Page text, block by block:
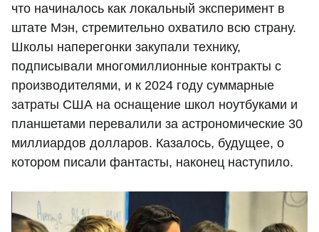
что начиналось как локальный эксперимент в
штате Мэн, стремительно охватило всю страну.
Школы наперегонки закупали технику,
подписывали многомиллионные контракты с
производителями, и к 2024 году суммарные
затраты США на оснащение школ ноутбуками и
планшетами перевалили за астрономические 30
миллиардов долларов. Казалось, будущее, о
котором писали фантасты, наконец наступило.